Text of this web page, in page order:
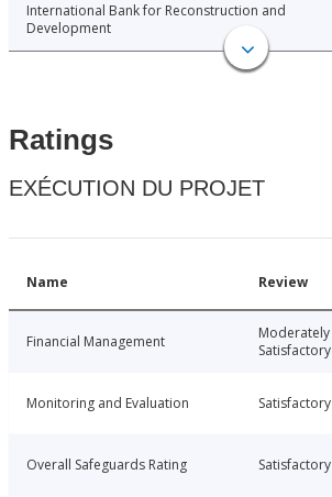
International Bank for Reconstruction and
Development
Ratings
EXÉCUTION DU PROJET
Name Review
Financial Management
Moderately
Satisfactory
Monitoring and Evaluation Satisfactory
Overall Safeguards Rating Satisfactory